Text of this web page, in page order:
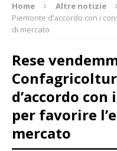
Home Altre notizie
Piemonte d’accordo con i
di mercato
Rese
d’accordo
per favorire
mercato